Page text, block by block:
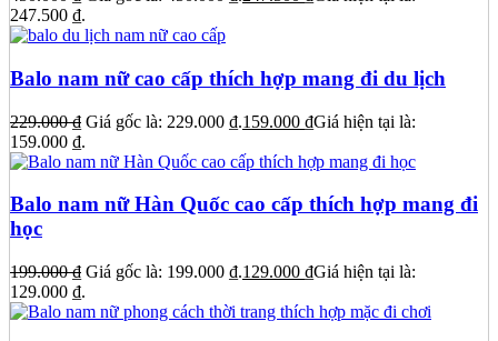
247.500 ₫.
Balo nam nữ cao cấp thích hợp mang đi du lịch
229.000₫ Giá gốc là: 229.000 ₫.159.000 ₫Giá hiện tại là:
159.000 ₫.
Balo nam nữ Hàn Quốc cao cấp thích hợp mang đi
học
199.000₫ Giá gốc là: 199.000 ₫.129.000 ₫Giá hiện tại là:
129.000 ₫.